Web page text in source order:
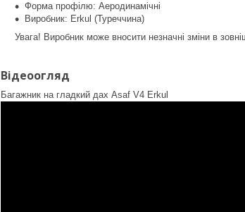
Форма профілю: Аеродинамічні
Виробник: Erkul (Туреччина)
Увага! Виробник може вносити незначні зміни в
Відеоогляд
Багажник на гладкий дах Asaf V4 Erkul